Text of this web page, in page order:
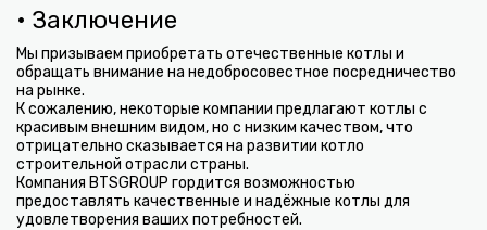
• Заключение
Мы призываем приобретать отечественные котлы и
обращать внимание на недобросовестное посредничество
на рынке.
К сожалению, некоторые компании предлагают котлы с
красивым внешним видом, но с низким качеством, что
отрицательно сказывается на развитии котло
строительной отрасли страны.
Компания BTSGROUP гордится возможностью
предоставлять качественные и надёжные котлы для
удовлетворения ваших потребностей.